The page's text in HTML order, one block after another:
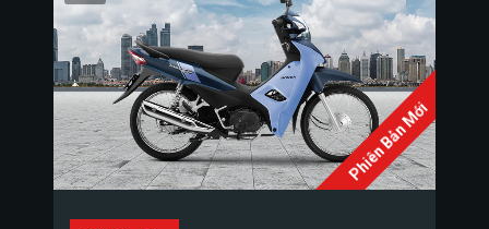
Phiên Bản Mới